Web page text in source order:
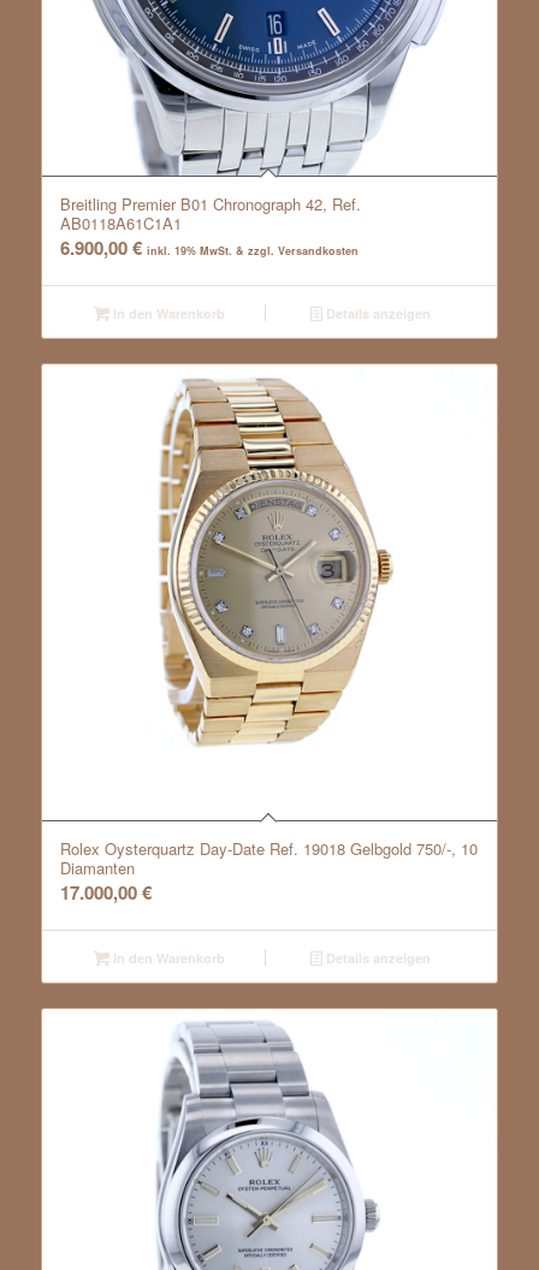
Breitling Premier B01 Chronograph 42, Ref.
AB0118A61C1A1
6.900,00€ inkl. 19% MwSt. & zzgl. Versandkosten
In den Warenkorb Details anzeigen
Rolex Oysterquartz Day-Date Ref. 19018 Gelbgold 750/-, 10
Diamanten
17.000,00€
In den Warenkorb Details anzeigen